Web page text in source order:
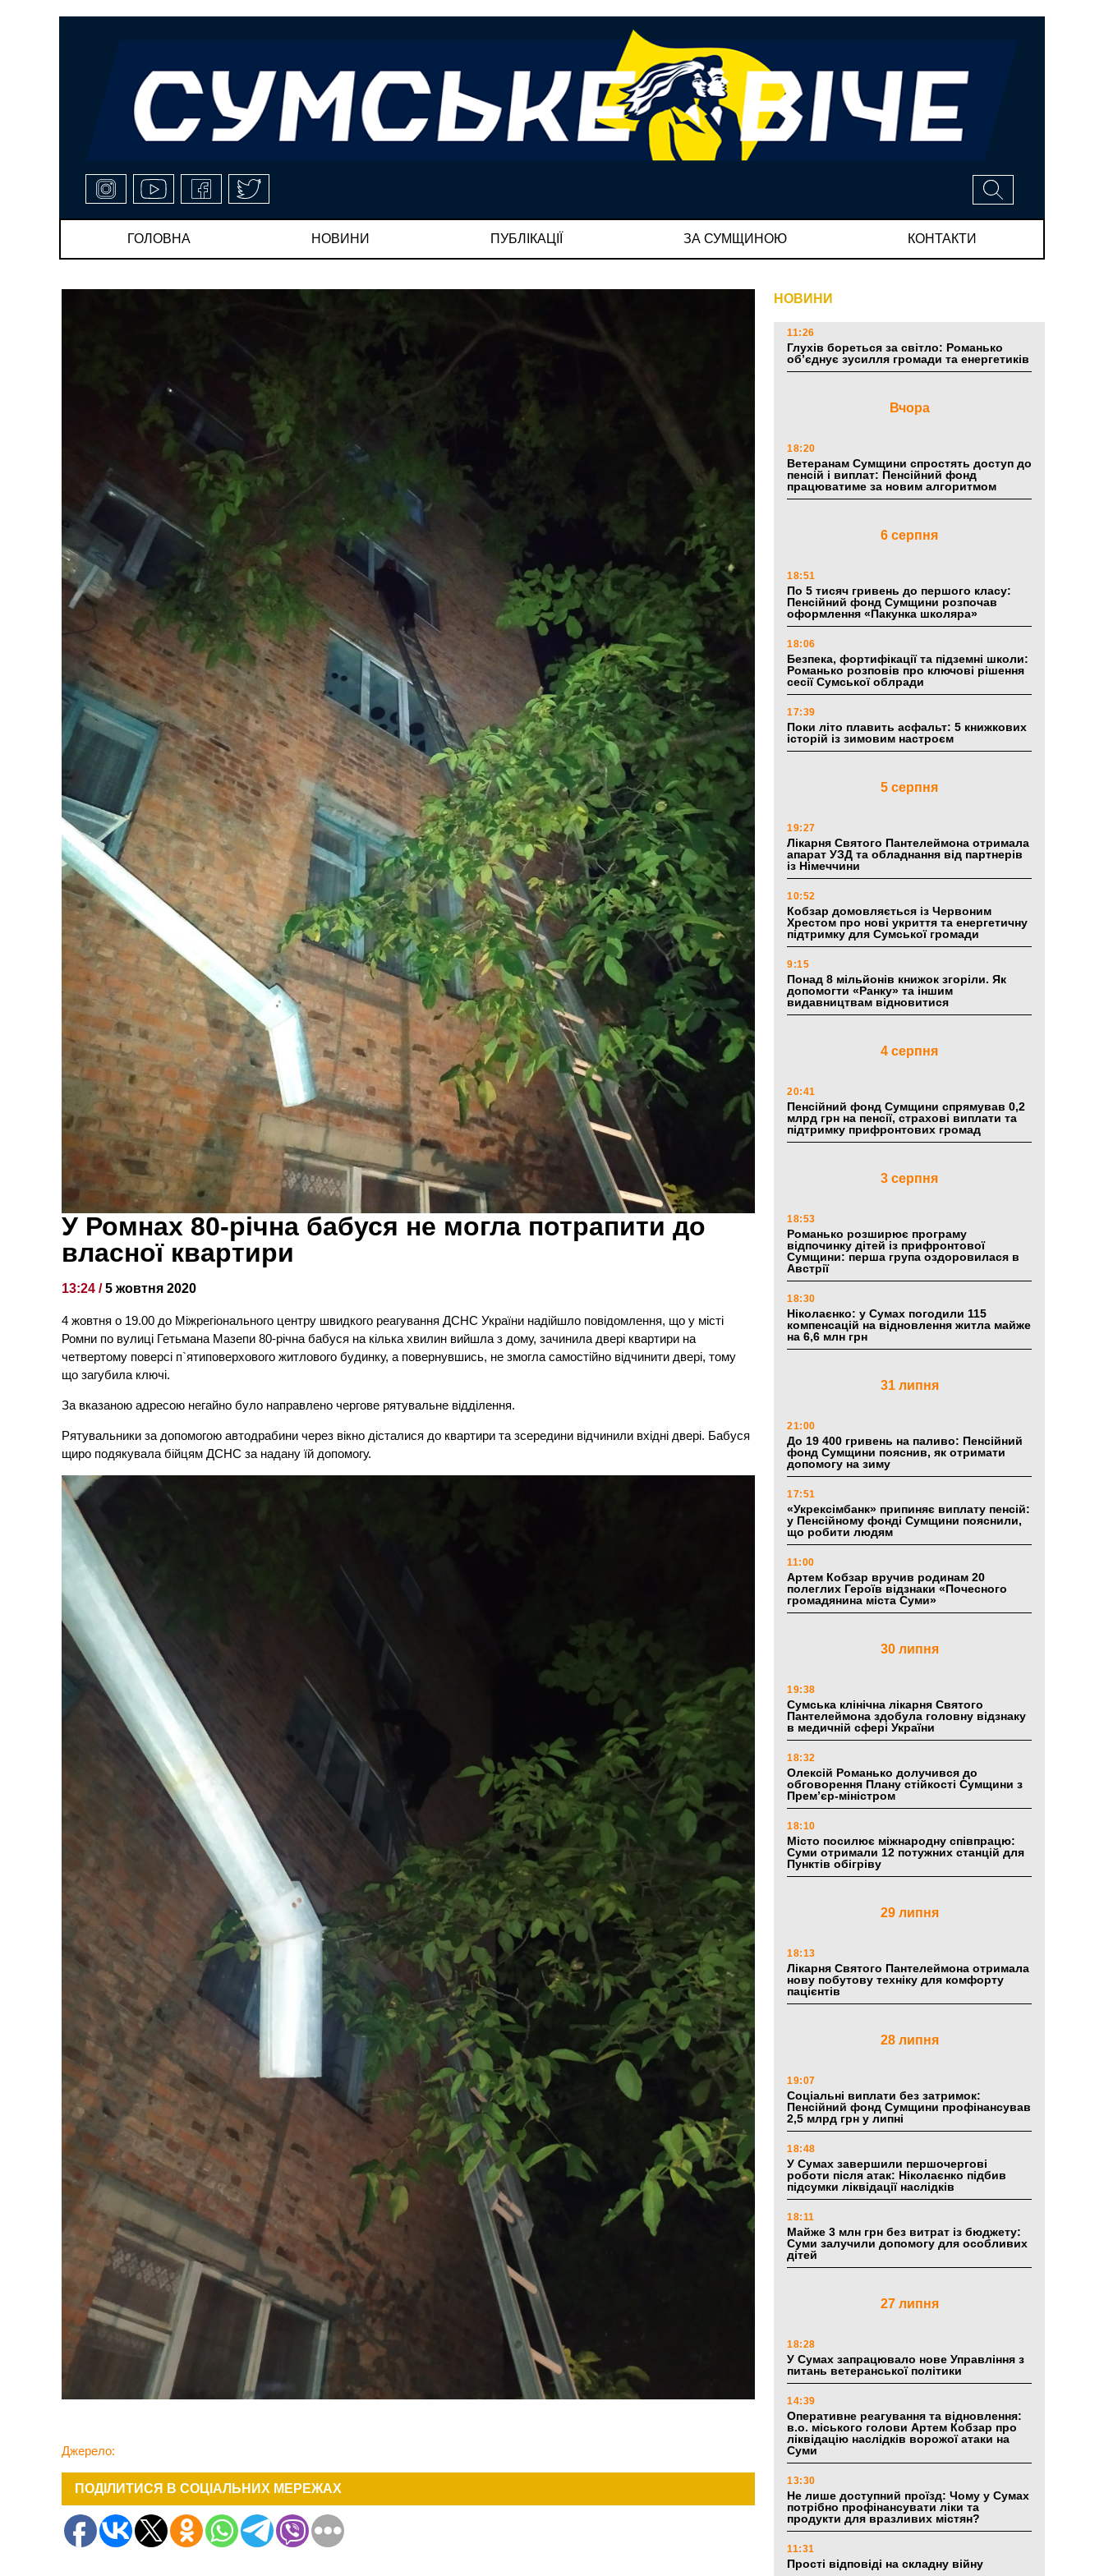
ГОЛОВНА НОВИНИ ПУБЛІКАЦІЇ ЗА СУМЩИНОЮ КОНТАКТИ
У Ромнах 80-річна бабуся не могла потрапити до
власної квартири
13:24 /5 жовтня 2020
4 жовтня о 19.00 до Міжрегіонального центру швидкого реагування ДСНС України надійшло повідомлення, що у місті
Ромни по вулиці Гетьмана Мазепи 80-річна бабуся на кілька хвилин вийшла з дому, зачинила двері квартири на
четвертому поверсі п`ятиповерхового житлового будинку, а повернувшись, не змогла самостійно відчинити двері, тому
що загубила ключі.
За вказаною адресою негайно було направлено чергове рятувальне відділення.
Рятувальники за допомогою автодрабини через вікно дісталися до квартири та зсередини відчинили вхідні двері. Бабуся
щиро подякувала бійцям ДСНС за надану їй допомогу.
Джерело:
ПОДІЛИТИСЯ В СОЦІАЛЬНИХ МЕРЕЖАХ
НОВИНИ
11:26
Глухів бореться за світло: Романько
об’єднує зусилля громади та енергетиків
Вчора
18:20
Ветеранам Сумщини спростять доступ до
пенсій і виплат: Пенсійний фонд
працюватиме за новим алгоритмом
6 серпня
18:51
По 5 тисяч гривень до першого класу:
Пенсійний фонд Сумщини розпочав
оформлення «Пакунка школяра»
18:06
Безпека, фортифікації та підземні школи:
Романько розповів про ключові рішення
сесії Сумської облради
17:39
Поки літо плавить асфальт: 5 книжкових
історій із зимовим настроєм
5 серпня
19:27
Лікарня Святого Пантелеймона отримала
апарат УЗД та обладнання від партнерів
із Німеччини
10:52
Кобзар домовляється із Червоним
Хрестом про нові укриття та енергетичну
підтримку для Сумської громади
9:15
Понад 8 мільйонів книжок згоріли. Як
допомогти «Ранку» та іншим
видавництвам відновитися
4 серпня
20:41
Пенсійний фонд Сумщини спрямував 0,2
млрд грн на пенсії, страхові виплати та
підтримку прифронтових громад
3 серпня
18:53
Романько розширює програму
відпочинку дітей із прифронтової
Сумщини: перша група оздоровилася в
Австрії
18:30
Ніколаєнко: у Сумах погодили 115
компенсацій на відновлення житла майже
на 6,6 млн грн
31 липня
21:00
До 19 400 гривень на паливо: Пенсійний
фонд Сумщини пояснив, як отримати
допомогу на зиму
17:51
«Укрексімбанк» припиняє виплату пенсій:
у Пенсійному фонді Сумщини пояснили,
що робити людям
11:00
Артем Кобзар вручив родинам 20
полеглих Героїв відзнаки «Почесного
громадянина міста Суми»
30 липня
19:38
Сумська клінічна лікарня Святого
Пантелеймона здобула головну відзнаку
в медичній сфері України
18:32
Олексій Романько долучився до
обговорення Плану стійкості Сумщини з
Прем’єр-міністром
18:10
Місто посилює міжнародну співпрацю:
Суми отримали 12 потужних станцій для
Пунктів обігріву
29 липня
18:13
Лікарня Святого Пантелеймона отримала
нову побутову техніку для комфорту
пацієнтів
28 липня
19:07
Соціальні виплати без затримок:
Пенсійний фонд Сумщини профінансував
2,5 млрд грн у липні
18:48
У Сумах завершили першочергові
роботи після атак: Ніколаєнко підбив
підсумки ліквідації наслідків
18:11
Майже 3 млн грн без витрат із бюджету:
Суми залучили допомогу для особливих
дітей
27 липня
18:28
У Сумах запрацювало нове Управління з
питань ветеранської політики
14:39
Оперативне реагування та відновлення:
в.о. міського голови Артем Кобзар про
ліквідацію наслідків ворожої атаки на
Суми
13:30
Не лише доступний проїзд: Чому у Сумах
потрібно профінансувати ліки та
продукти для вразливих містян?
11:31
Прості відповіді на складну війну